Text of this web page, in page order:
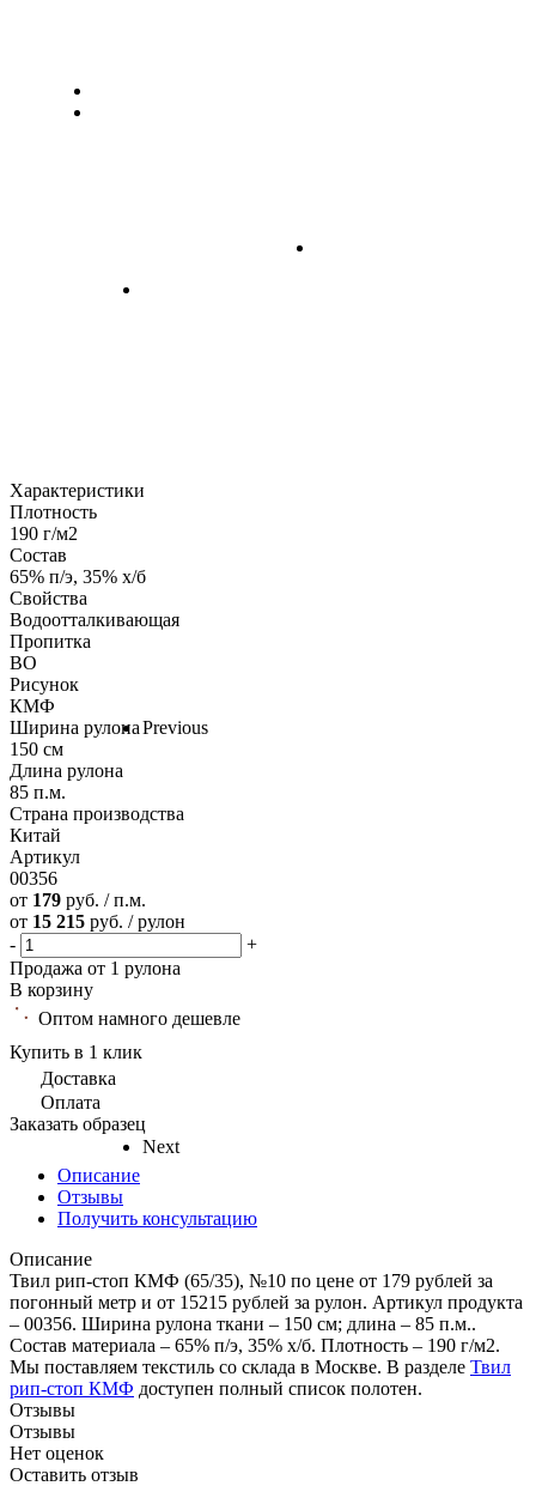
Previous
Next
Характеристики
Плотность
190 г/м2
Состав
65% п/э, 35% х/б
Свойства
Водоотталкивающая
Пропитка
ВО
Рисунок
КМФ
Ширина рулона
150 см
Длина рулона
85 п.м.
Страна производства
Китай
Артикул
00356
от 179 руб. / п.м.
от 15 215 руб. / рулон
-
+
Продажа от 1 рулона
В корзину
Оптом намного дешевле
Купить в 1 клик
Доставка
Оплата
Заказать образец
Описание
Отзывы
Получить консультацию
Описание
Твил рип-стоп КМФ (65/35), №10 по цене от 179 рублей за
погонный метр и от 15215 рублей за рулон. Артикул продукта
– 00356. Ширина рулона ткани – 150 см; длина – 85 п.м..
Состав материала – 65% п/э, 35% х/б. Плотность – 190 г/м2.
Мы поставляем текстиль со склада в Москве. В разделе Твил
рип-стоп КМФ доступен полный список полотен.
Отзывы
Отзывы
Нет оценок
Оставить отзыв